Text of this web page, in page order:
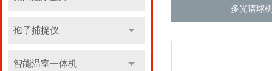
孢子捕捉仪
智能温室一体机
多光谱球